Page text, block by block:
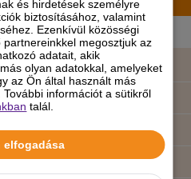
és hirdetések személyre
biztosításához, valamint
Ezenkívül közösségi
megosztjuk az
adatait, akik
olyan adatokkal, amelyeket
az Ön által használt más
információt a sütikről
talál.
elfogadása